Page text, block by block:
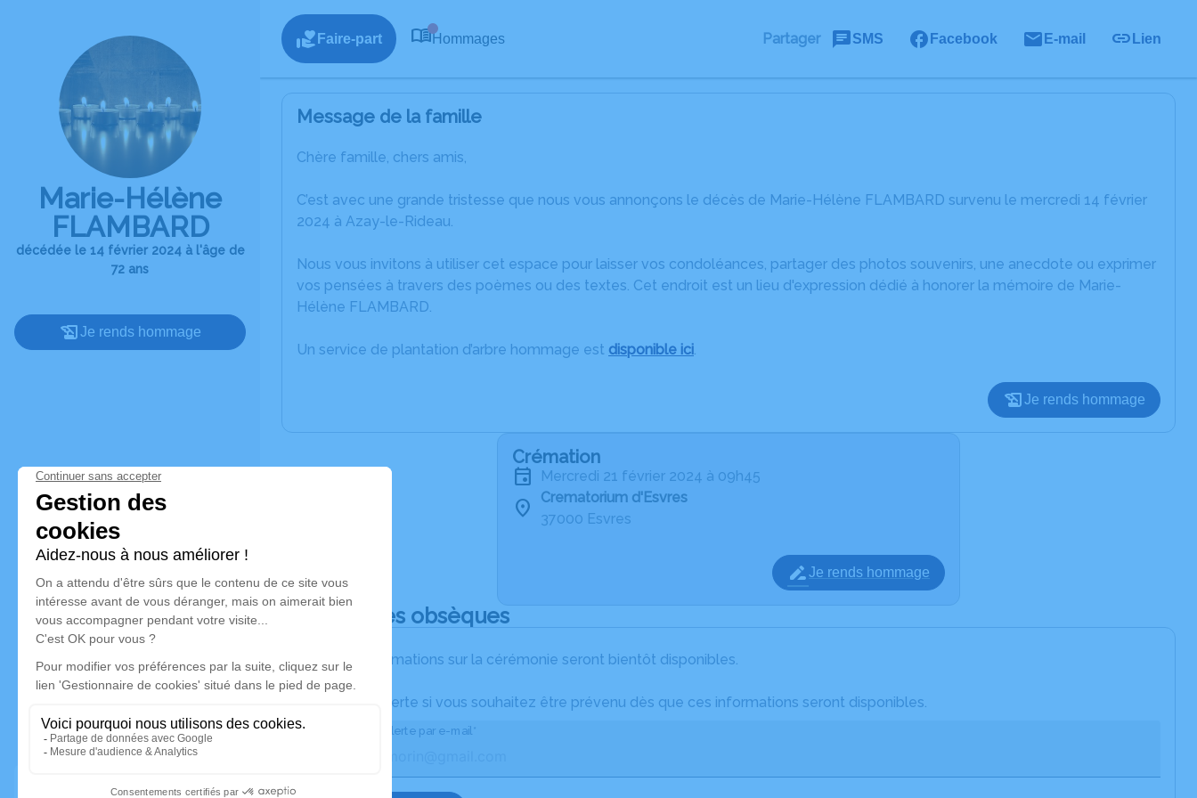
Marie-Hélène
FLAMBARD
décédée le 14 février 2024 à l'âge de
72 ans
Je rends hommage
Faire-part Hommages Partager SMS Facebook E-mail Lien
Message de la famille
Chère famille, chers amis,
C’est avec une grande tristesse que nous vous annonçons le décès de Marie-Hélène FLAMBARD survenu le mercredi 14 février
2024 à Azay-le-Rideau.
Nous vous invitons à utiliser cet espace pour laisser vos condoléances, partager des photos souvenirs, une anecdote ou exprimer
vos pensées à travers des poèmes ou des textes. Cet endroit est un lieu d'expression dédié à honorer la mémoire de Marie-
Hélène FLAMBARD.
Un service de plantation d’arbre hommage est disponible ici.
Je rends hommage
Crémation
mercredi 21 février 2024 à 09h45
Crematorium d'Esvres
37000 Esvres
Je rends hommage
Déroulé des obsèques
Les informations sur la cérémonie seront bientôt disponibles.
Activez une alerte si vous souhaitez être prévenu dès que ces informations seront disponibles.
Recevoir une alerte par e-mail*